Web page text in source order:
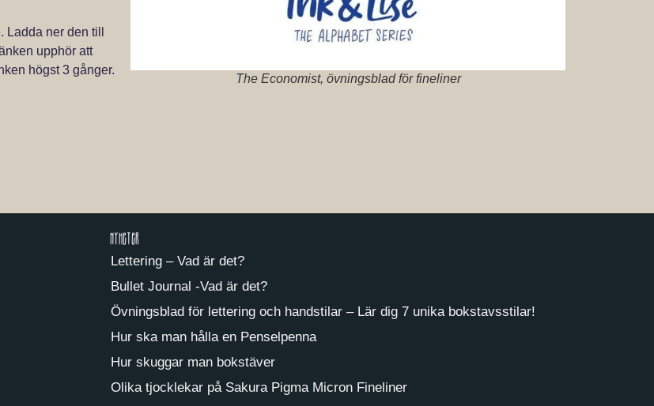
ner den till
upphör att
högst 3 gånger.
The Economist, övningsblad för fineliner
Nyheter
Lettering – Vad är det?
Bullet Journal -Vad är det?
Övningsblad för lettering och handstilar – Lär dig 7 unika bokstavsstilar!
Hur ska man hålla en Penselpenna
Hur skuggar man bokstäver
Olika tjocklekar på Sakura Pigma Micron Fineliner